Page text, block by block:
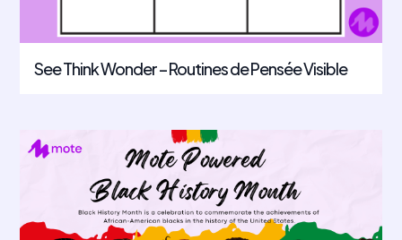
See Think Wonder – Routines de Pensée Visible